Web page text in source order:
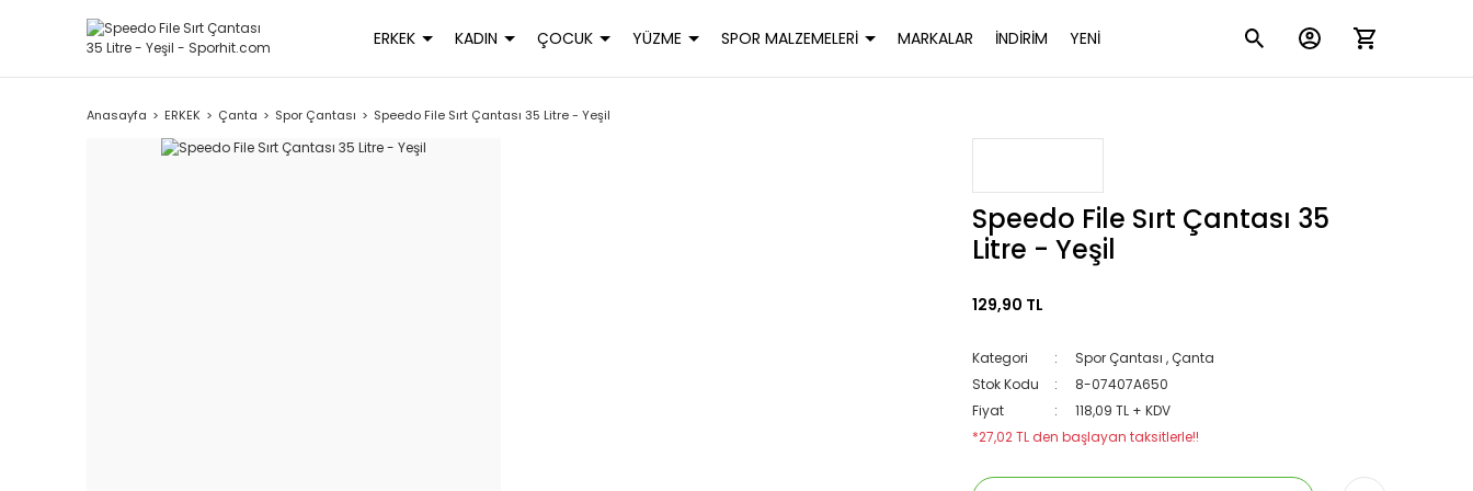
ERKEK KADIN ÇOCUK YÜZME SPOR MALZEMELERİ MARKALAR İNDİRİM YENİ
Anasayfa ERKEK Çanta Spor Çantası Speedo File Sırt Çantası 35 Litre - Yeşil
Speedo File Sırt Çantası 35
Litre - Yeşil
129,90 TL
Kategori Spor Çantası ,Çanta
Stok Kodu
8-07407A650
Fiyat
118,09 TL + KDV
*27,02 TL den başlayan taksitlerle!!